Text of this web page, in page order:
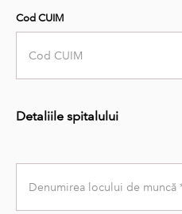
Cod CUIM
Detaliile spitalului
Workplace